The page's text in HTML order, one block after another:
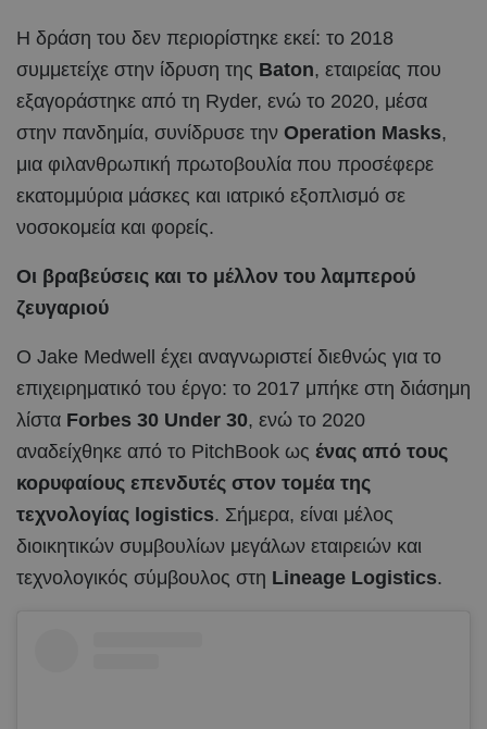
Η δράση του δεν περιορίστηκε εκεί: το 2018
συμμετείχε στην ίδρυση της Baton, εταιρείας που
εξαγοράστηκε από τη Ryder, ενώ το 2020, μέσα
στην πανδημία, συνίδρυσε την Operation Masks,
μια φιλανθρωπική πρωτοβουλία που προσέφερε
εκατομμύρια μάσκες και ιατρικό εξοπλισμό σε
νοσοκομεία και φορείς.
Οι βραβεύσεις και το μέλλον του λαμπερού
ζευγαριού
Ο Jake Medwell έχει αναγνωριστεί διεθνώς για το
επιχειρηματικό του έργο: το 2017 μπήκε στη διάσημη
λίστα Forbes 30 Under 30, ενώ το 2020
αναδείχθηκε από το PitchBook ως ένας από τους
κορυφαίους επενδυτές στον τομέα της
τεχνολογίας logistics. Σήμερα, είναι μέλος
διοικητικών συμβουλίων μεγάλων εταιρειών και
τεχνολογικός σύμβουλος στη Lineage Logistics.